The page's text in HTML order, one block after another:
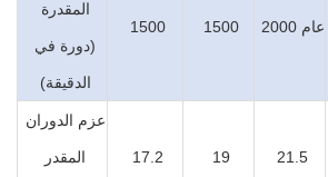
المقدرة
(دورة في
الدقيقة)
1500 1500 عام 2000
عزم الدوران
المقدر 17.2 19 21.5